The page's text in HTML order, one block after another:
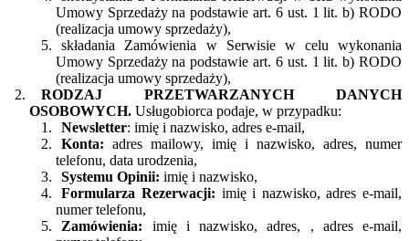
Umowy Sprzedaży na podstawie art. 6 ust. 1 lit. b) RODO
(realizacja umowy sprzedaży),
składania Zamówienia w Serwisie w celu wykonania
Umowy Sprzedaży na podstawie art. 6 ust. 1 lit. b) RODO
(realizacja umowy sprzedaży),
RODZAJ PRZETWARZANYCH DANYCH
OSOBOWYCH. Usługobiorca podaje, w przypadku:
Newsletter: imię i nazwisko, adres e-mail,
Konta:adres mailowy, imię i nazwisko, adres, numer
telefonu, data urodzenia,
Systemu Opinii:imię i nazwisko,
Formularza Rezerwacji: imię i nazwisko, adres e-mail,
numer telefonu,
Zamówienia: imię i nazwisko, adres, , adres e-mail,